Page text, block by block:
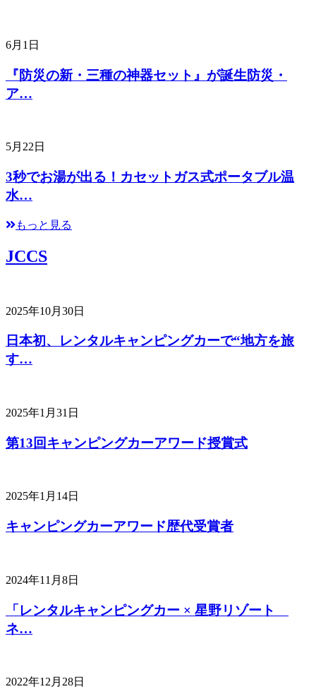
6月1日
『防災の新・三種の神器セット』が誕生防災・
ア…
5月22日
3秒でお湯が出る！カセットガス式ポータブル温
水…
もっと見る
JCCS
2025年10月30日
日本初、レンタルキャンピングカーで“地方を旅
す…
2025年1月31日
第13回キャンピングカーアワード授賞式
2025年1月14日
キャンピングカーアワード歴代受賞者
2024年11月8日
「レンタルキャンピングカー × 星野リゾート
ネ…
2022年12月28日